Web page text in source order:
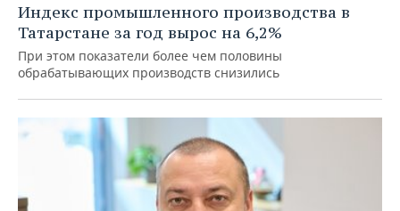
Индекс промышленного производства в
Татарстане за год вырос на 6,2%
При этом показатели более чем половины
обрабатывающих производств снизились